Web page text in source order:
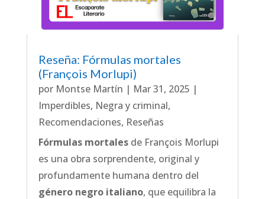
Reseña: Fórmulas mortales
(François Morlupi)
por Montse Martín | Mar 31, 2025 |
Imperdibles, Negra y criminal,
Recomendaciones, Reseñas
Fórmulas mortalesde François Morlupi
es una obra sorprendente, original y
profundamente humana dentro del
género negro italiano, que equilibra la